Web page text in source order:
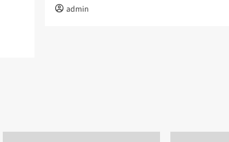
admin